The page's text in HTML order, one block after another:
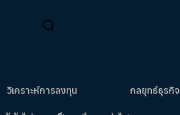
วิเคราะห์การลงทุน กลยุทธ์ธุรกิจ